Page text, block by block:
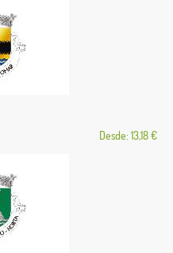
Desde: 13,18 €